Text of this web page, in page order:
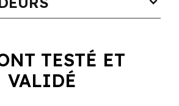
TESTÉ ET
VALIDÉ